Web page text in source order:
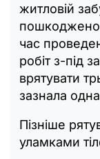
житловій
пошкоджено
час
робіт з-під
врятувати
зазнала
Пізніше
уламками